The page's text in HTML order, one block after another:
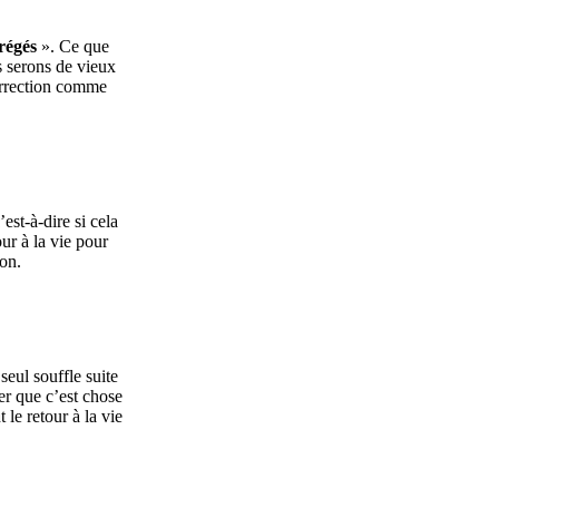
». Ce que
serons de vieux
comme
à-dire si cela
à la vie pour
souffle suite
que c’est chose
le retour à la vie